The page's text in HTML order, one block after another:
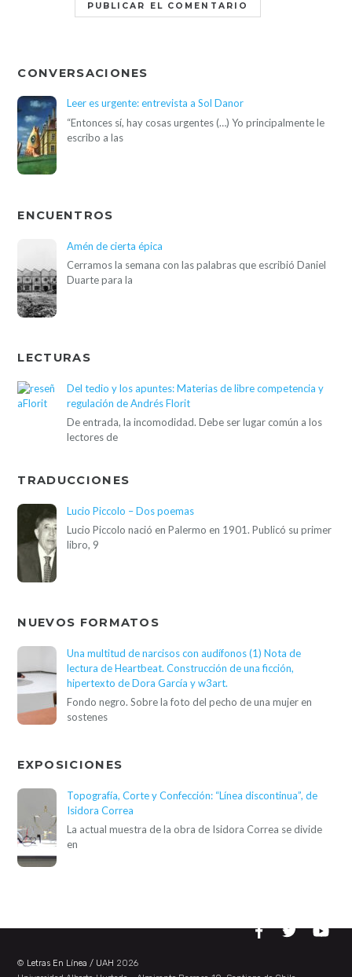
CONVERSACIONES
Leer es urgente: entrevista a Sol Danor
“Entonces sí, hay cosas urgentes (…) Yo principalmente le
escribo a las
ENCUENTROS
Amén de cierta épica
Cerramos la semana con las palabras que escribió Daniel
Duarte para la
LECTURAS
Del tedio y los apuntes: Materias de libre competencia y
regulación de Andrés Florit
De entrada, la incomodidad. Debe ser lugar común a los
lectores de
TRADUCCIONES
Lucio Piccolo – Dos poemas
Lucio Piccolo nació en Palermo en 1901. Publicó su primer
libro, 9
NUEVOS FORMATOS
Una multitud de narcisos con audífonos (1) Nota de
lectura de Heartbeat. Construcción de una ficción,
hipertexto de Dora García y w3art.
Fondo negro. Sobre la foto del pecho de una mujer en
sostenes
EXPOSICIONES
Topografía, Corte y Confección: “Línea discontinua”, de
Isidora Correa
La actual muestra de la obra de Isidora Correa se divide
en
© Letras En Línea / UAH 2026